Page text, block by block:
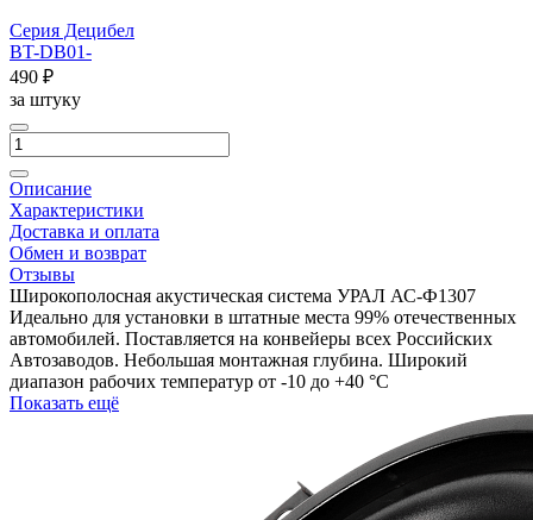
Серия Децибел
BT-DB01-
490 ₽
за штуку
Описание
Характеристики
Доставка и оплата
Обмен и возврат
Отзывы
Широкополосная акустическая система УРАЛ АС-Ф1307
Идеально для установки в штатные места 99% отечественных
автомобилей. Поставляется на конвейеры всех Российских
Автозаводов. Небольшая монтажная глубина. Широкий
диапазон рабочих температур от -10 до +40 °С
Показать ещё